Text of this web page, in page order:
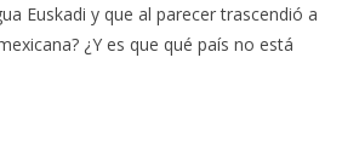
Euskadi y que al parecer trascendió a
¿Y es que qué país no está